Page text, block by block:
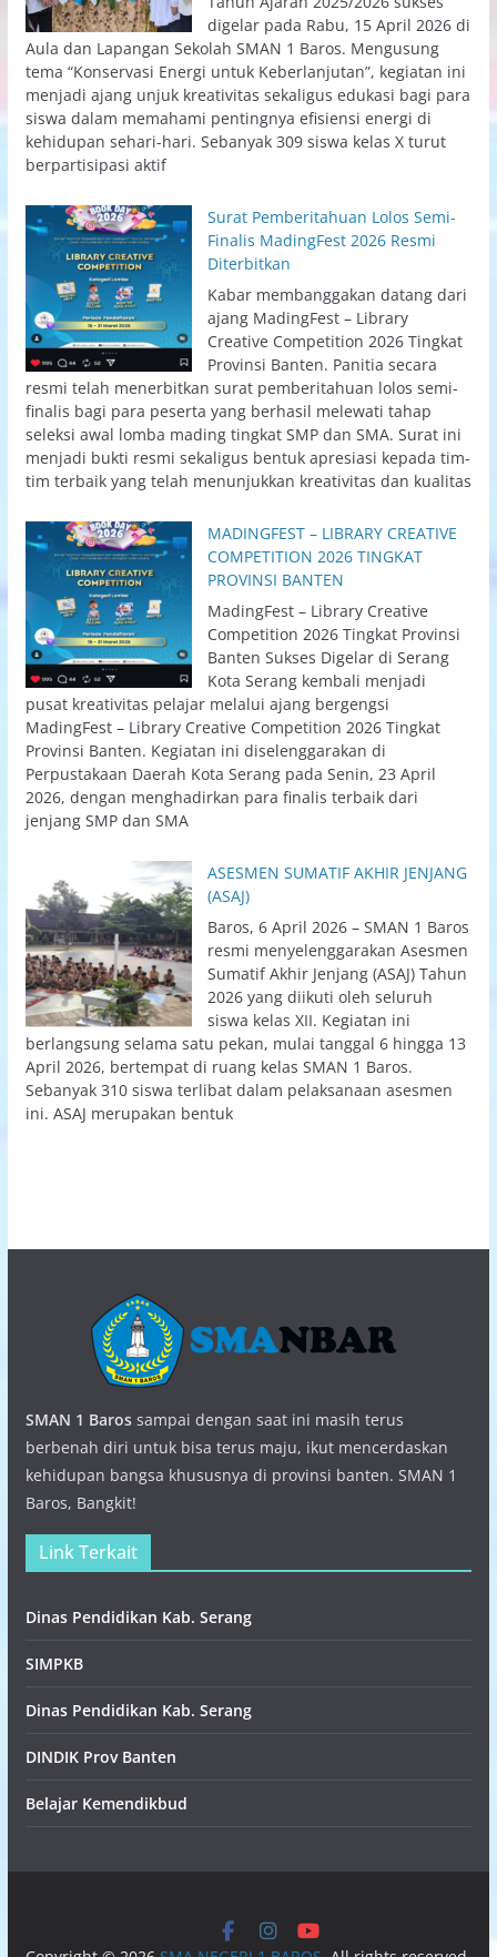
digelar pada Rabu, 15 April 2026 di
Aula dan Lapangan Sekolah SMAN 1 Baros. Mengusung
tema “Konservasi Energi untuk Keberlanjutan”, kegiatan ini
menjadi ajang unjuk kreativitas sekaligus edukasi bagi para
siswa dalam memahami pentingnya efisiensi energi di
kehidupan sehari-hari. Sebanyak 309 siswa kelas X turut
berpartisipasi aktif
Surat Pemberitahuan Lolos Semi-
Finalis MadingFest 2026 Resmi
Diterbitkan
Kabar membanggakan datang dari
ajang MadingFest – Library
Creative Competition 2026 Tingkat
Provinsi Banten. Panitia secara
resmi telah menerbitkan surat pemberitahuan lolos semi-
finalis bagi para peserta yang berhasil melewati tahap
seleksi awal lomba mading tingkat SMP dan SMA. Surat ini
menjadi bukti resmi sekaligus bentuk apresiasi kepada tim-
tim terbaik yang telah menunjukkan kreativitas dan kualitas
MADINGFEST – LIBRARY CREATIVE
COMPETITION 2026 TINGKAT
PROVINSI BANTEN
MadingFest – Library Creative
Competition 2026 Tingkat Provinsi
Banten Sukses Digelar di Serang
Kota Serang kembali menjadi
pusat kreativitas pelajar melalui ajang bergengsi
MadingFest – Library Creative Competition 2026 Tingkat
Provinsi Banten. Kegiatan ini diselenggarakan di
Perpustakaan Daerah Kota Serang pada Senin, 23 April
2026, dengan menghadirkan para finalis terbaik dari
jenjang SMP dan SMA
ASESMEN SUMATIF AKHIR JENJANG
(ASAJ)
Baros, 6 April 2026 – SMAN 1 Baros
resmi menyelenggarakan Asesmen
Sumatif Akhir Jenjang (ASAJ) Tahun
2026 yang diikuti oleh seluruh
siswa kelas XII. Kegiatan ini
berlangsung selama satu pekan, mulai tanggal 6 hingga 13
April 2026, bertempat di ruang kelas SMAN 1 Baros.
Sebanyak 310 siswa terlibat dalam pelaksanaan asesmen
ini. ASAJ merupakan bentuk
SMAN 1 Barossampai dengan saat ini masih terus
berbenah diri untuk bisa terus maju, ikut mencerdaskan
kehidupan bangsa khususnya di provinsi banten. SMAN 1
Baros, Bangkit!
Link Terkait
Dinas Pendidikan Kab. Serang
SIMPKB
Dinas Pendidikan Kab. Serang
DINDIK Prov Banten
Belajar Kemendikbud